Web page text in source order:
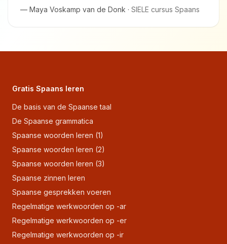
— Maya Voskamp van de Donk · SIELE cursus Spaans
Gratis Spaans leren
De basis van de Spaanse taal
De Spaanse grammatica
Spaanse woorden leren (1)
Spaanse woorden leren (2)
Spaanse woorden leren (3)
Spaanse zinnen leren
Spaanse gesprekken voeren
Regelmatige werkwoorden op -ar
Regelmatige werkwoorden op -er
Regelmatige werkwoorden op -ir